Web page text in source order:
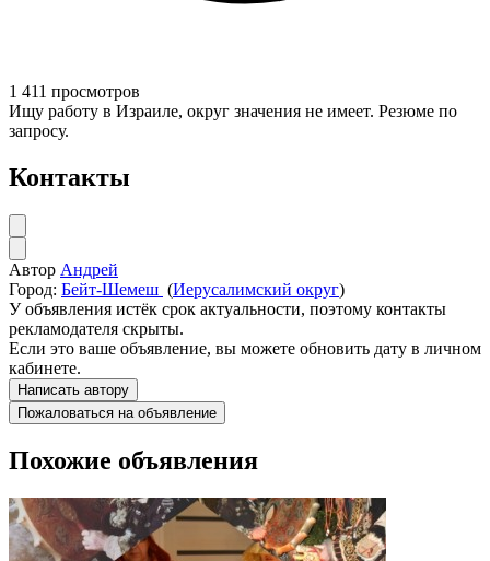
1 411 просмотров
Ищу работу в Израиле, округ значения не имеет. Резюме по
запросу.
Контакты
Автор Андрей
Город: Бейт-Шемеш (Иерусалимский округ)
У объявления истёк срок актуальности, поэтому контакты
рекламодателя скрыты.
Если это ваше объявление, вы можете обновить дату в личном
кабинете.
Написать автору
Пожаловаться на объявление
Похожие объявления